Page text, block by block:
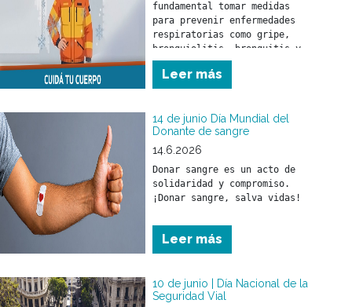
fundamental tomar medidas
para prevenir enfermedades
respiratorias como gripe,
bronquiolitis, bronquitis y
neumonía. Estas pueden
afectar a toda la población
pero, fundamentalmente, a los
Leer más
14 de junio Día Mundial del
Donante de sangre
14.6.2026
Donar sangre es un acto de
solidaridad y compromiso.
¡Donar sangre, salva vidas!
Leer más
10 de junio | Día Nacional de la
Seguridad Vial